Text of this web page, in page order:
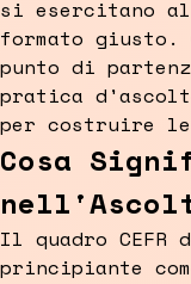
si esercitano
formato
punto di
pratica
per costruire
Cosa
Il quadro
principiante